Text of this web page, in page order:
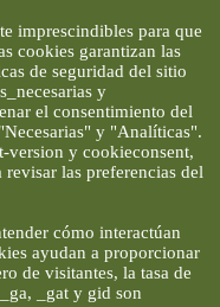
imprescindibles para que
cookies garantizan las
de seguridad del sitio
y
el consentimiento del
y "Analíticas".
version y cookieconsent,
las preferencias del
cómo interactúan
ayudan a proporcionar
de visitantes, la tasa de
_gat y gid son